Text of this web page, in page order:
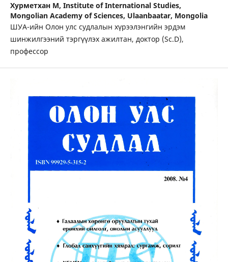
Хурметхан М, Institute of International Studies,
Mongolian Academy of Sciences, Ulaanbaatar, Mongolia
ШУА-ийн Олон улс судлалын хүрээлэнгийн эрдэм
шинжилгээний тэргүүлэх ажилтан, доктор (Sc.D),
профессор